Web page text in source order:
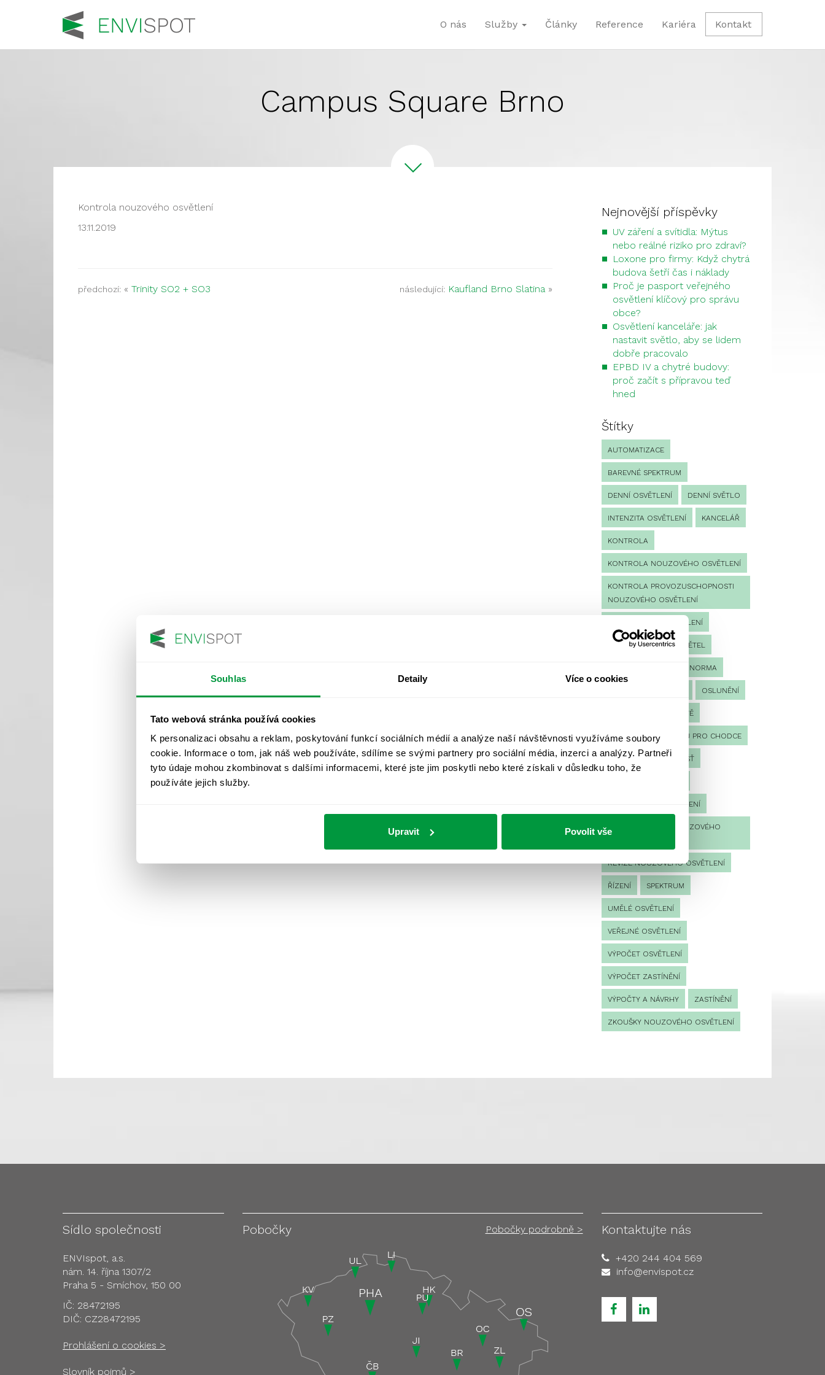
Souhlas Detaily Více o cookies
Tato webová stránka používá cookies
K personalizaci obsahu a reklam, poskytování funkcí sociálních médií a analýze naší návštěvnosti využíváme soubory
cookie. Informace o tom, jak náš web používáte, sdílíme se svými partnery pro sociální média, inzerci a analýzy. Partneři
tyto údaje mohou zkombinovat s dalšími informacemi, které jste jim poskytli nebo které získali v důsledku toho, že
používáte jejich služby.
Upravit Povolit vše
O nás Služby Články Reference Kariéra Kontakt
Campus Square Brno
Kontrola nouzového osvětlení
13.11.2019
předchozí: « Trinity SO2 + SO3 následující: Kaufland Brno Slatina»
Nejnovější příspěvky
UV záření a svítidla: Mýtus
nebo reálné riziko pro zdraví?
Loxone pro firmy: Když chytrá
budova šetří čas i náklady
Proč je pasport veřejného
osvětlení klíčový pro správu
obce?
Osvětlení kanceláře: jak
nastavit světlo, aby se lidem
dobře pracovalo
EPBD IV a chytré budovy:
proč začít s přípravou teď
hned
Štítky
AUTOMATIZACE
BAREVNÉ SPEKTRUM
DENNÍ OSVĚTLENÍ DENNÍ SVĚTLO
INTENZITA OSVĚTLENÍ KANCELÁŘ
KONTROLA
KONTROLA NOUZOVÉHO OSVĚTLENÍ
KONTROLA PROVOZUSCHOPNOSTI
NOUZOVÉHO OSVĚTLENÍ
LED NOUZOVÉ OSVĚTLENÍ
MĚŘENÍ MĚŘENÍ SVĚTEL
NORMA
OSLUNĚNÍ
OSVĚTLENÍ PRACOVIŠTĚ
OSVĚTLENÍ PŘECHODŮ PRO CHODCE
OSVĚTLENÍ SPORTOVIŠŤ
PROTIPANICKÉ OSVĚTLENÍ
PROVOZNÍ DENÍK NOUZOVÉHO
REVIZE NOUZOVÉHO OSVĚTLENÍ
ŘÍZENÍ SPEKTRUM
UMĚLÉ OSVĚTLENÍ
VEŘEJNÉ OSVĚTLENÍ
VÝPOČET OSVĚTLENÍ
VÝPOČET ZASTÍNĚNÍ
VÝPOČTY A NÁVRHY ZASTÍNĚNÍ
ZKOUŠKY NOUZOVÉHO OSVĚTLENÍ
Sídlo společnosti
ENVIspot, a.s.
nám. 14. října 1307/2
Praha 5 - Smíchov, 150 00
IČ: 28472195
DIČ: CZ28472195
Prohlášení o cookies >
Slovník pojmů >
Pobočky Pobočky podrobně > Kontaktujte nás
+420 244 404 569
info@envispot.cz